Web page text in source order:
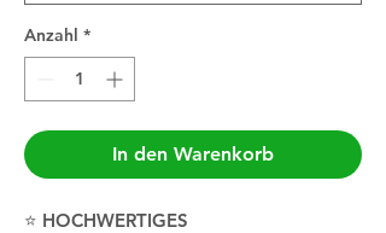
Anzahl *
In den Warenkorb
⭐️ HOCHWERTIGES